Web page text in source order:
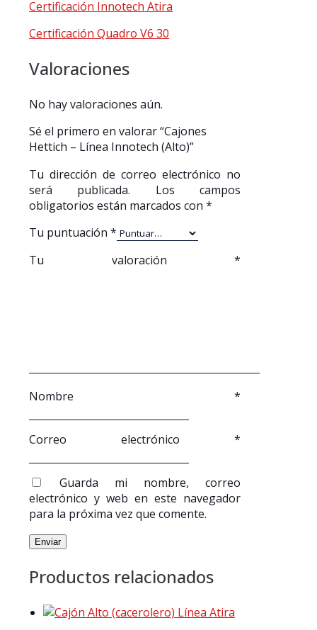
Certificación Innotech Atira
Certificación Quadro V6 30
Valoraciones
No hay valoraciones aún.
Sé el primero en valorar “Cajones
Hettich – Línea Innotech (Alto)”
Tu dirección de correo electrónico no
será publicada.
Los campos
obligatorios están marcados con *
Tu puntuación *
Tu valoración *
Nombre *
Correo electrónico *
Guarda mi nombre, correo
electrónico y web en este navegador
para la próxima vez que comente.
Productos relacionados